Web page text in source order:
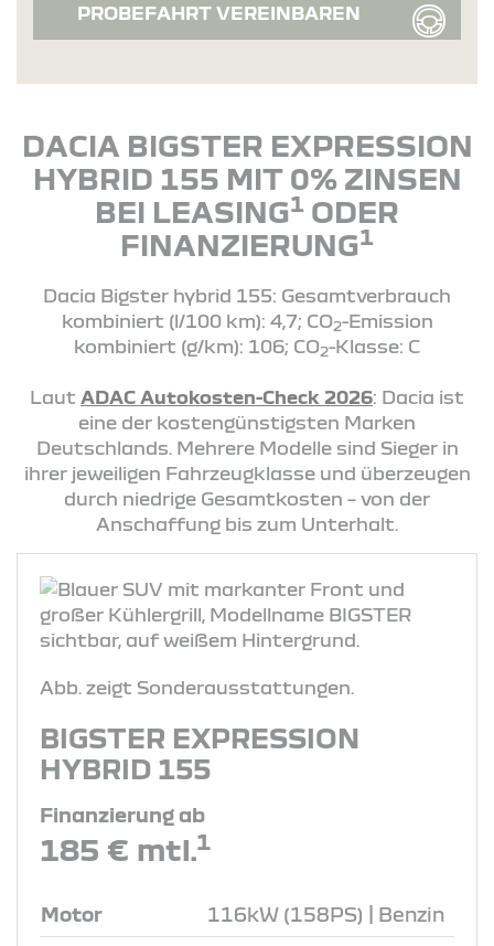
PROBEFAHRT VEREINBAREN
DACIA BIGSTER EXPRESSION
HYBRID 155 MIT 0% ZINSEN
BEI LEASING1 ODER
FINANZIERUNG1
Dacia Bigster hybrid 155: Gesamtverbrauch
kombiniert (l/100 km): 4,7; CO2-Emission
kombiniert (g/km): 106; CO2-Klasse: C
Laut ADAC Autokosten-Check 2026: Dacia ist
eine der kostengünstigsten Marken
Deutschlands. Mehrere Modelle sind Sieger in
ihrer jeweiligen Fahrzeugklasse und überzeugen
durch niedrige Gesamtkosten – von der
Anschaffung bis zum Unterhalt.
Abb. zeigt Sonderausstattungen.
BIGSTER EXPRESSION
HYBRID 155
Finanzierung ab
185 € mtl.1
Motor 116kW (158PS) | Benzin